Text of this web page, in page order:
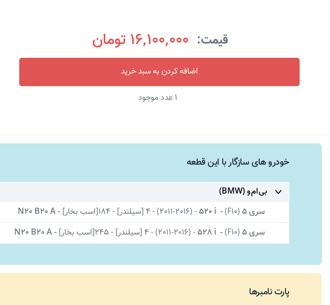
قیمت: 16,100,000 تومان
اضافه کردن به سبد خرید
1 عدد موجود
خودرو های سازگار با این قطعه
بی ام و (BMW)
سری 5
(
F10)
-
520 i
-
(2011-2016)
-4 [سیلندر] -184[اسب بخار] -
N20 B20 A
سری 5
(
F10)
-
528 i
-
(2011-2016)
-4 [سیلندر] -245[اسب بخار] -
N20 B20 A
پارت نامبرها